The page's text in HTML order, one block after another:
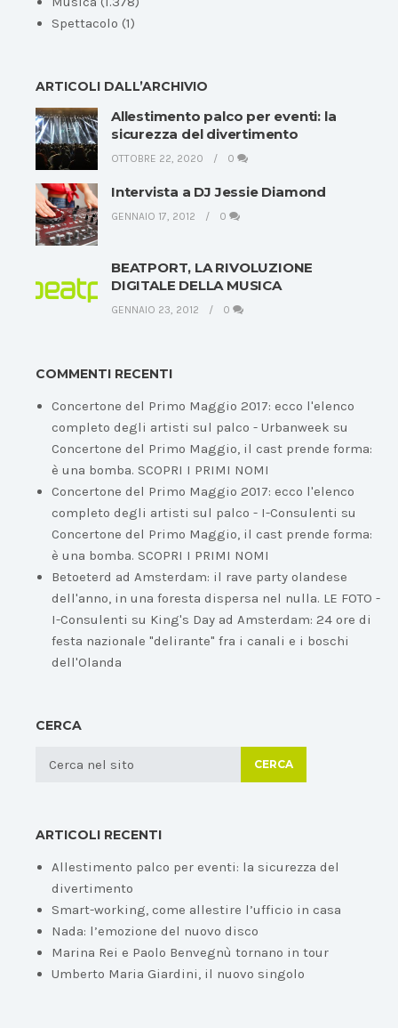
Spettacolo (1)
ARTICOLI DALL’ARCHIVIO
Allestimento palco per eventi: la
sicurezza del divertimento
OTTOBRE 22, 2020 0
Intervista a DJ Jessie Diamond
GENNAIO 17, 2012 0
BEATPORT, LA RIVOLUZIONE
DIGITALE DELLA MUSICA
GENNAIO 23, 2012 0
COMMENTI RECENTI
Concertone del Primo Maggio 2017: ecco l'elenco
completo degli artisti sul palco - Urbanweek su
Concertone del Primo Maggio, il cast prende forma:
è una bomba. SCOPRI I PRIMI NOMI
Concertone del Primo Maggio 2017: ecco l'elenco
completo degli artisti sul palco - I-Consulenti su
Concertone del Primo Maggio, il cast prende forma:
è una bomba. SCOPRI I PRIMI NOMI
Betoeterd ad Amsterdam: il rave party olandese
dell'anno, in una foresta dispersa nel nulla. LE FOTO -
I-Consulenti su King's Day ad Amsterdam: 24 ore di
festa nazionale "delirante" fra i canali e i boschi
dell'Olanda
CERCA
CERCA
ARTICOLI RECENTI
Allestimento palco per eventi: la sicurezza del
divertimento
Smart-working, come allestire l’ufficio in casa
Nada: l’emozione del nuovo disco
Marina Rei e Paolo Benvegnù tornano in tour
Umberto Maria Giardini, il nuovo singolo